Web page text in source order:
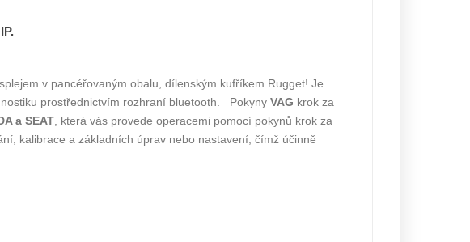
v pancéřovaným obalu, dílenským kufříkem Rugget! Je
prostřednictvím rozhraní bluetooth. Pokyny VAG krok za
a SEAT , která vás provede operacemi pomocí pokynů krok za
kalibrace a základních úprav nebo nastavení, čímž účinně